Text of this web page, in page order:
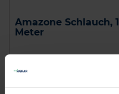
Amazone Schlauch, 1
Meter